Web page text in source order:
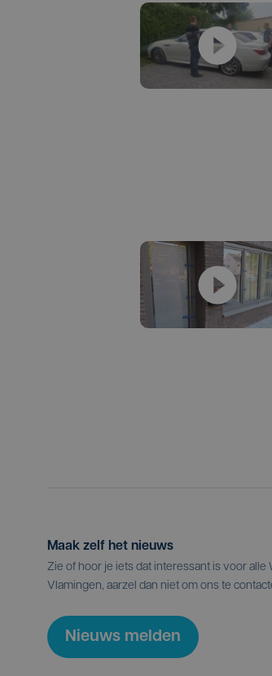
Maak zelf het nieuws
Zie of hoor je iets dat interessant is voor alle
Vlamingen, aarzel dan niet om ons te
Nieuws melden